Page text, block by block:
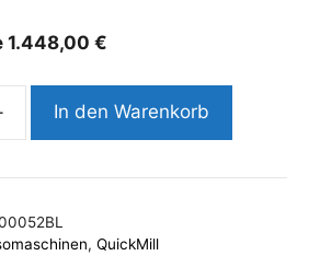
1.448,00 €
QuickMill
Black
0981
In den Warenkorb
, QuickMill